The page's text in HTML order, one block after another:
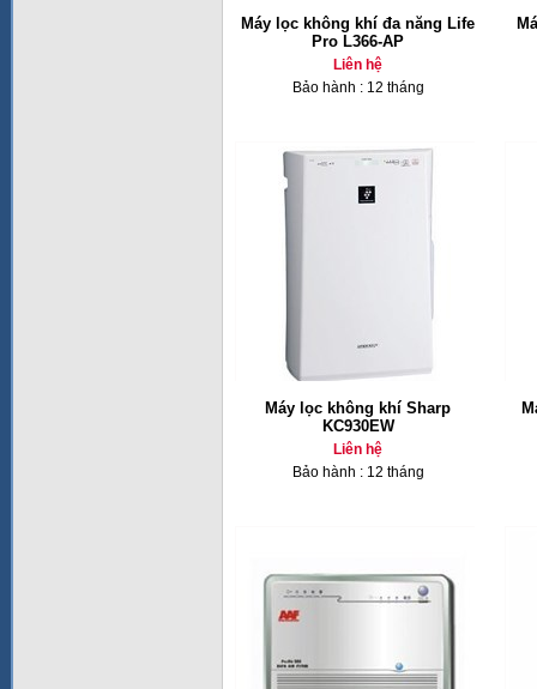
Máy lọc không khí đa năng Life
Pro L366-AP
Liên hệ
Bảo hành : 12 tháng
Máy lọc không khí Sharp
KC930EW
Liên hệ
Bảo hành : 12 tháng